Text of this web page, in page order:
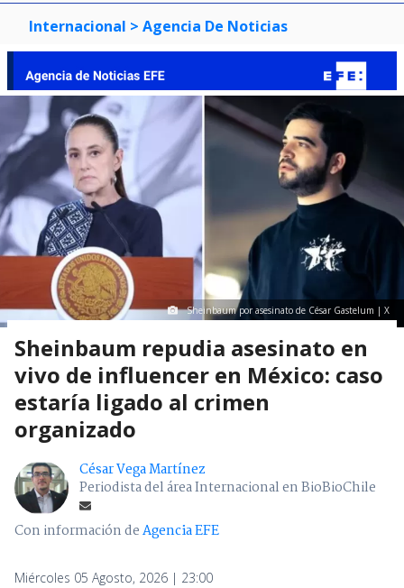
Internacional > Agencia De Noticias
Sheinbaum por asesinato de César Gastelum | X
Sheinbaum repudia asesinato en
vivo de influencer en México: caso
estaría ligado al crimen
organizado
César Vega Martínez
Periodista del área Internacional en BioBioChile
Con información deAgencia EFE
Miércoles 05 Agosto, 2026 | 23:00